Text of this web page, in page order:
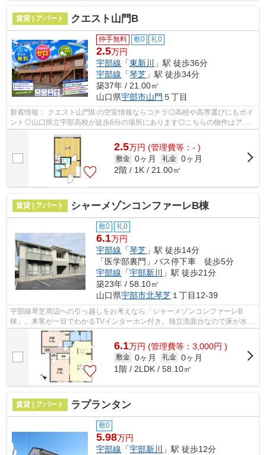
賃貸 | アパート クエスト山門B
仲手無料 敷0 礼0
2.5万円
宇部線 「東新川 」駅 徒歩36分
宇部線 「琴芝 」駅 徒歩34分
築37年 / 21.00㎡
山口県宇部市山門 ５丁目
新着情報： クエスト山門B の空室情報ならコチラ◎高校や高専選びにもポイ
ント◎山口県立宇部高校が徒歩6分の場所にあります◎こちらの物件はアパ
ートです◎2駅利用できる場所にあるので利...
2.5万円 (管理費等：- )
敷金 0ヶ月 礼金 0ヶ月
2階 / 1K / 21.00㎡
賃貸 | アパート シャーメゾンコンファーレB棟
敷0 礼0
6.1万円
宇部線 「琴芝 」駅 徒歩14分
「医学部裏門」バス停下車 徒歩5分
宇部線 「宇部新川
」駅 徒歩21分
築23年 / 58.10㎡
山口県宇部市北琴芝１丁目12-39
宇部線琴芝周辺への引っ越しをお考えなら「シャーメゾンコンファーレB
棟」。来客が一目でわかるTVインターホン付き。独立洗面台なので床が水で
濡れたり鏡が曇ったりしにくく、清潔な状...
6.1万円 (管理費等：3,000円 )
敷金 0ヶ月 礼金 0ヶ月
1階 / 2LDK / 58.10㎡
賃貸 | アパート ラプランタン
敷0
5.98万円
宇部線 「宇部新川 」駅 徒歩12分